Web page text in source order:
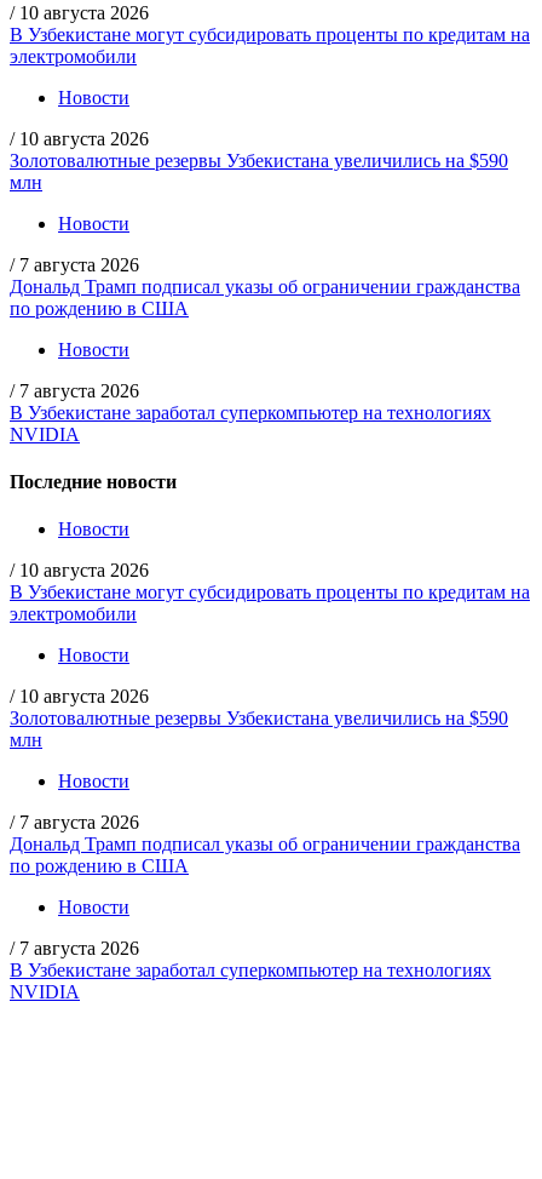
/ 10 августа 2026
В Узбекистане могут субсидировать проценты по кредитам на
электромобили
Новости
/ 10 августа 2026
Золотовалютные резервы Узбекистана увеличились на $590
млн
Новости
/ 7 августа 2026
Дональд Трамп подписал указы об ограничении гражданства
по рождению в США
Новости
/ 7 августа 2026
В Узбекистане заработал суперкомпьютер на технологиях
NVIDIA
Последние новости
Новости
/ 10 августа 2026
В Узбекистане могут субсидировать проценты по кредитам на
электромобили
Новости
/ 10 августа 2026
Золотовалютные резервы Узбекистана увеличились на $590
млн
Новости
/ 7 августа 2026
Дональд Трамп подписал указы об ограничении гражданства
по рождению в США
Новости
/ 7 августа 2026
В Узбекистане заработал суперкомпьютер на технологиях
NVIDIA